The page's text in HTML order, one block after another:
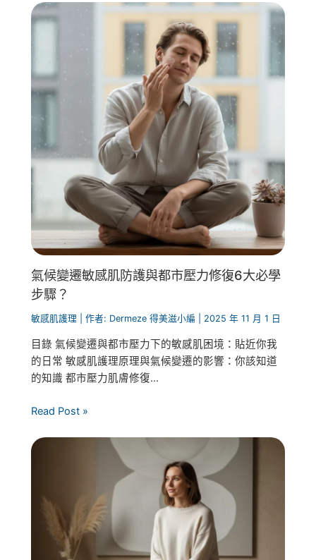
氣候變遷敏感肌防護與都市壓力修復6大必學
步驟？
敏感肌護理 | 作者: Dermeze 得美滋小編 2025 年 11 月 1 日
目錄 氣候變遷與都市壓力下的敏感肌困境：貼近你我
的日常 敏感肌護理原理與氣候變遷的影響：你該知道
的知識 都市壓力肌膚修復...
Read Post »